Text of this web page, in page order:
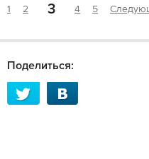
1 2 3 4 5
Поделиться: